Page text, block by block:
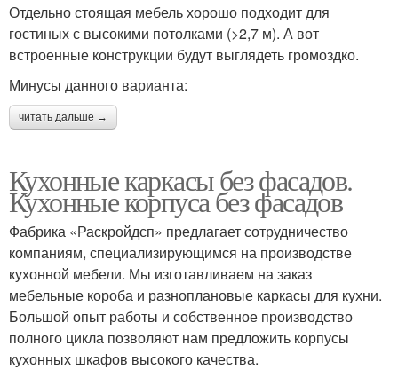
Отдельно стоящая мебель хорошо подходит для
гостиных с высокими потолками (>2,7 м). А вот
встроенные конструкции будут выглядеть громоздко.
Минусы данного варианта:
читать дальше →
Кухонные каркасы без фасадов.
Кухонные корпуса без фасадов
Фабрика «Раскройдсп» предлагает сотрудничество
компаниям, специализирующимся на производстве
кухонной мебели. Мы изготавливаем на заказ
мебельные короба и разноплановые каркасы для кухни.
Большой опыт работы и собственное производство
полного цикла позволяют нам предложить корпусы
кухонных шкафов высокого качества.